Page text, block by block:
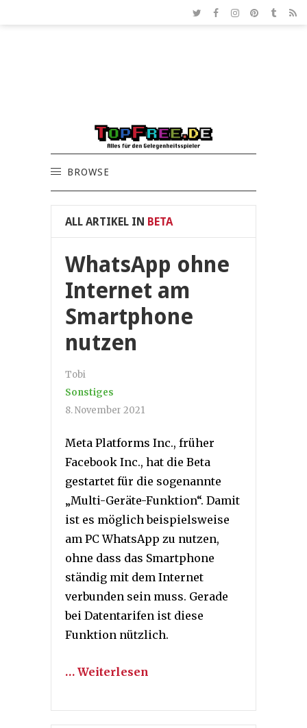
BROWSE
ALL ARTIKEL IN BETA
WhatsApp ohne
Internet am
Smartphone
nutzen
Tobi
Sonstiges
8. November 2021
Meta Platforms Inc., früher
Facebook Inc., hat die Beta
gestartet für die sogenannte
„Multi-Geräte-Funktion“. Damit
ist es möglich beispielsweise
am PC WhatsApp zu nutzen,
ohne dass das Smartphone
ständig mit dem Internet
verbunden sein muss. Gerade
bei Datentarifen ist diese
Funktion nützlich.
… Weiterlesen